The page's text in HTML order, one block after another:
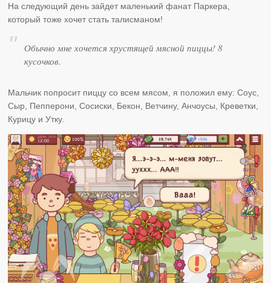
На следующий день зайдет маленький фанат Паркера,
который тоже хочет стать талисманом!
Обычно мне хочется хрустящей мясной пиццы! 8
кусочков.
Мальчик попросит пиццу со всем мясом, я положил ему: Соус,
Сыр, Пепперони, Сосиски, Бекон, Ветчину, Анчоусы, Креветки,
Курицу и Утку.